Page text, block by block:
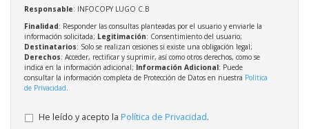
Responsable: INFOCOPY LUGO C.B
Finalidad: Responder las consultas planteadas por el usuario y enviarle la
información solicitada; Legitimación: Consentimiento del usuario;
Destinatarios: Solo se realizan cesiones si existe una obligación legal;
Derechos: Acceder, rectificar y suprimir, así como otros derechos, como se
indica en la información adicional; Información Adicional: Puede
consultar la información completa de Protección de Datos en nuestra Política
de Privacidad
He leído y acepto la Política de Privacidad.